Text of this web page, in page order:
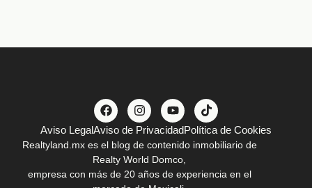
Aviso LegalAviso de PrivacidadPolítica de Cookies
Realtyland.mx es el blog de contenido inmobiliario de
Realty World Domco,
empresa con más de 20 años de experiencia en el